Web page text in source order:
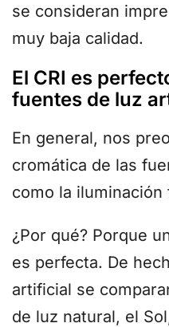
se consideran
muy baja calidad.
El CRI es
fuentes de luz
En general, nos
cromática de las
como la iluminación
¿Por qué? Porque
es perfecta. De
artificial se
de luz natural, el